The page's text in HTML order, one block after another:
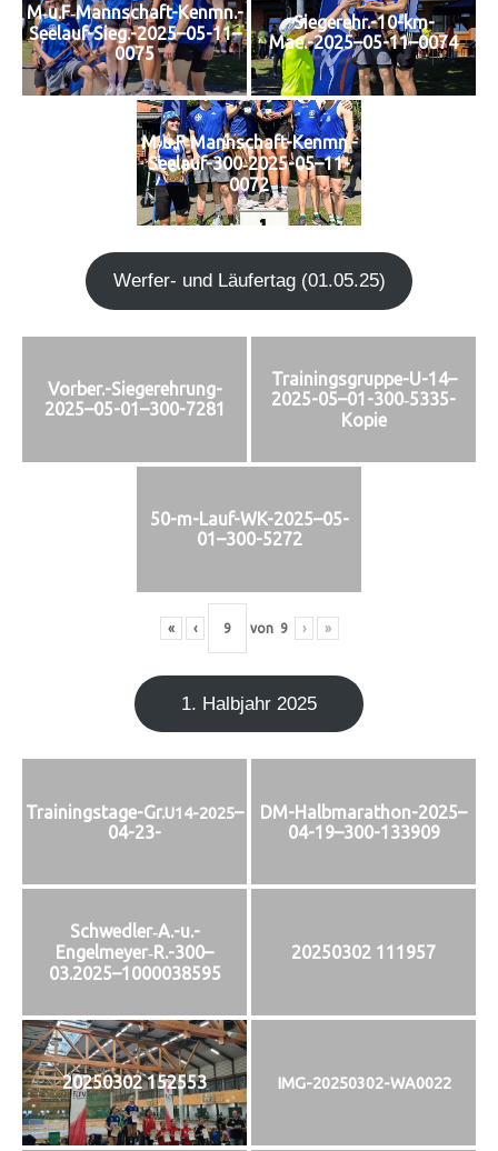
M‑u.F‑Mannschaft-Kenmn.-
Seelauf-Sieg.-2025–05-11–
0075
Siegerehr.-10-km-
Mae.-2025–05-11–0074
M‑u.F‑Mannschaft-Kenmn.-
Seelauf-300‑2025-05–11-
0072
Wer­fer- und Läu­fer­tag (01.05.25)
Vorber.-Siegerehrung-
2025–05-01–300-7281
Trainingsgruppe-U-14–
2025-05–01-300‑5335-
Kopie
50-m-Lauf-WK-2025–05-
01–300-5272
« ‹ von 9 › »
1. Halb­jahr 2025
Trainingstage-Gr.U14-2025–
04-23-
DM-Halbmarathon-2025–
04-19–300-133909
Schwedler‑A.-u.-
Engelmeyer‑R.-300–
03.2025–1000038595
20250302 111957
20250302 152553 IMG-20250302-WA0022